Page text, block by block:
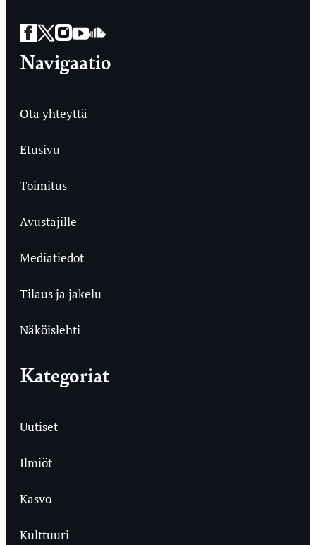
Facebook
Twitter
Instagram
YouTube
SoundCloud
Navigaatio
Ota yhteyttä
Etusivu
Toimitus
Avustajille
Mediatiedot
Tilaus ja jakelu
Näköislehti
Kategoriat
Uutiset
Ilmiöt
Kasvo
Kulttuuri